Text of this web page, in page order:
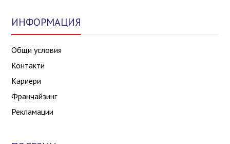
ИНФОРМАЦИЯ
Общи условия
Контакти
Кариери
Франчайзинг
Рекламации